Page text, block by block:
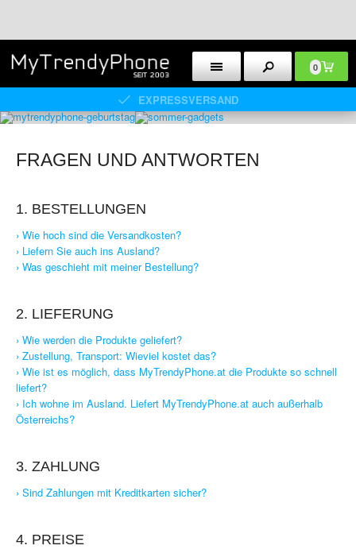
0
30 TAGE RÜCKGABERECHT
FRAGEN UND ANTWORTEN
1. BESTELLUNGEN
› Wie hoch sind die Versandkosten?
› Liefern Sie auch ins Ausland?
› Was geschieht mit meiner Bestellung?
2. LIEFERUNG
› Wie werden die Produkte geliefert?
› Zustellung, Transport: Wieviel kostet das?
› Wie ist es möglich, dass MyTrendyPhone.at die Produkte so schnell
liefert?
› Ich wohne im Ausland. Liefert MyTrendyPhone.at auch außerhalb
Österreichs?
3. ZAHLUNG
› Sind Zahlungen mit Kreditkarten sicher?
4. PREISE